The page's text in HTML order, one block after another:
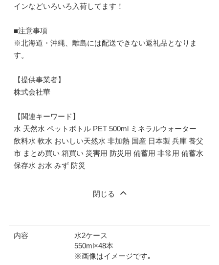
インなどいろいろ入荷してます！
■注意事項
※北海道・沖縄、離島には配送できない返礼品となりま
す。
【提供事業者】
株式会社華
【関連キーワード】
水 天然水 ペットボトル PET 500ml ミネラルウォーター
飲料水 軟水 おいしい天然水 非加熱 国産 日本製 兵庫 養父
市 まとめ買い 箱買い 災害用 防災用 備蓄用 非常用 備蓄水
保存水 お水 みず 防災
閉じる
内容
水2ケース
550ml×48本
※画像はイメージです｡